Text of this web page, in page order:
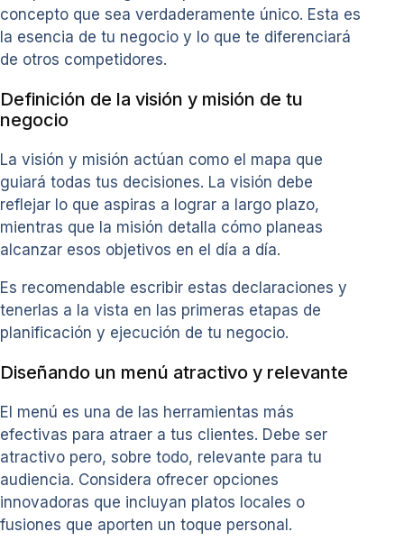
concepto que sea verdaderamente único. Esta es
la esencia de tu negocio y lo que te diferenciará
de otros competidores.
Definición de la visión y misión de tu
negocio
La visión y misión actúan como el mapa que
guiará todas tus decisiones. La visión debe
reflejar lo que aspiras a lograr a largo plazo,
mientras que la misión detalla cómo planeas
alcanzar esos objetivos en el día a día.
Es recomendable escribir estas declaraciones y
tenerlas a la vista en las primeras etapas de
planificación y ejecución de tu negocio.
Diseñando un menú atractivo y relevante
El menú es una de las herramientas más
efectivas para atraer a tus clientes. Debe ser
atractivo pero, sobre todo, relevante para tu
audiencia. Considera ofrecer opciones
innovadoras que incluyan platos locales o
fusiones que aporten un toque personal.